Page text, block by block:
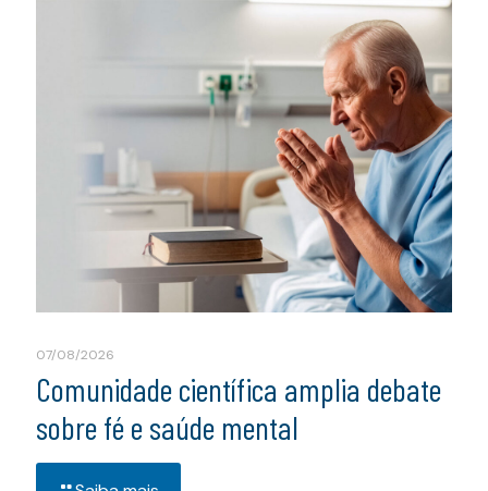
07/08/2026
Comunidade científica amplia debate
sobre fé e saúde mental